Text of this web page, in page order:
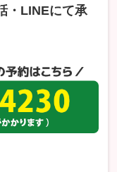
・LINEにて承